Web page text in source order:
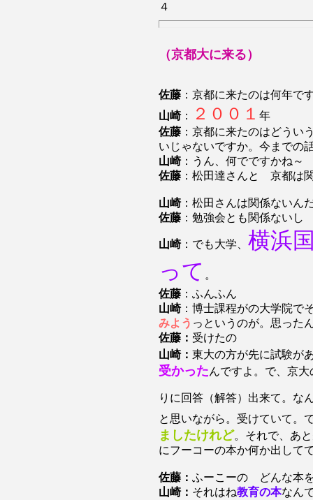
４
（京都大に来る）
佐藤 ：京都に来たのは何年で
山崎： ２００１ 年
佐藤 ：京都に来たのはどうい
いじゃないですか。今までの
山崎：うん、何でですかね～
佐藤 ：松田達さんと 京都は
山崎：松田さんは関係ないん
佐藤 ：勉強会とも関係ないし
山崎：でも大学、 横浜
って 。
佐藤 ：ふんふん
山崎：博士課程がの大学院で
みよう っというのが。思った
佐藤： 受けたの
山崎： 東大の方が先に試験が
受かったんですよ。で、京
りに回答（解答）出来て。な
と思いながら。受けていて。
ましたけれど。それで、あ
にフーコーの本か何か出して
佐藤： ふーこーの どんな本
山崎： それはね教育の本なん